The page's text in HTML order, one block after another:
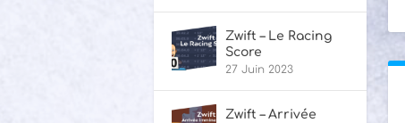
Zwift – Le Racing
Score
27 Juin 2023
Zwift – Arrivée